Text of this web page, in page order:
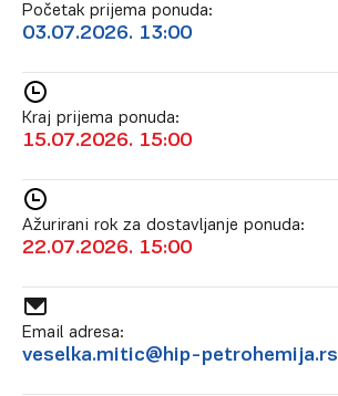
Početak prijema ponuda:
03.07.2026. 13:00
Kraj prijema ponuda:
15.07.2026. 15:00
Ažurirani rok za dostavljanje ponuda:
22.07.2026. 15:00
Email adresa:
veselka.mitic@hip-petrohemija.rs